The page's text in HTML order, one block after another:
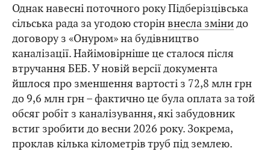
Однак навесні поточного року Підберізцівська
сільська рада за угодою сторінвнесла зміни до
договору з «Онуром» на будівництво
каналізації. Найімовірніше це сталося після
втручання БЕБ. У новій версії документа
йшлося про зменшення вартості з 72,8 млн грн
до 9,6 млн грн – фактично це була оплата за той
обсяг робіт з каналізування, які забудовник
встиг зробити до весни 2026 року. Зокрема,
проклав кілька кілометрів труб під землею.